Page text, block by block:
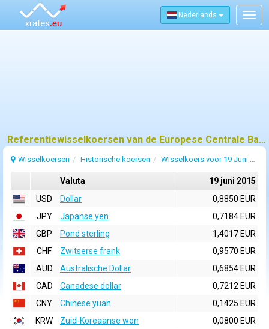
Nederlands
Referentiewisselkoersen van de Europese Centrale Bank (ECB) voor 19 juni 2015
Wisselkoersen Historische koersen Wisselkoers voor 19 Juni 2015
Valuta
19 juni 2015
USD
Dollar
0,8850 EUR
JPY
Japanse yen
0,7184 EUR
GBP
Pond sterling
1,4017 EUR
CHF
Zwitserse frank
0,9570 EUR
AUD
Australische Dollar
0,6854 EUR
CAD
Canadese dollar
0,7212 EUR
CNY
Chinese yuan
0,1425 EUR
KRW
Zuid-Koreaanse won
0,0800 EUR